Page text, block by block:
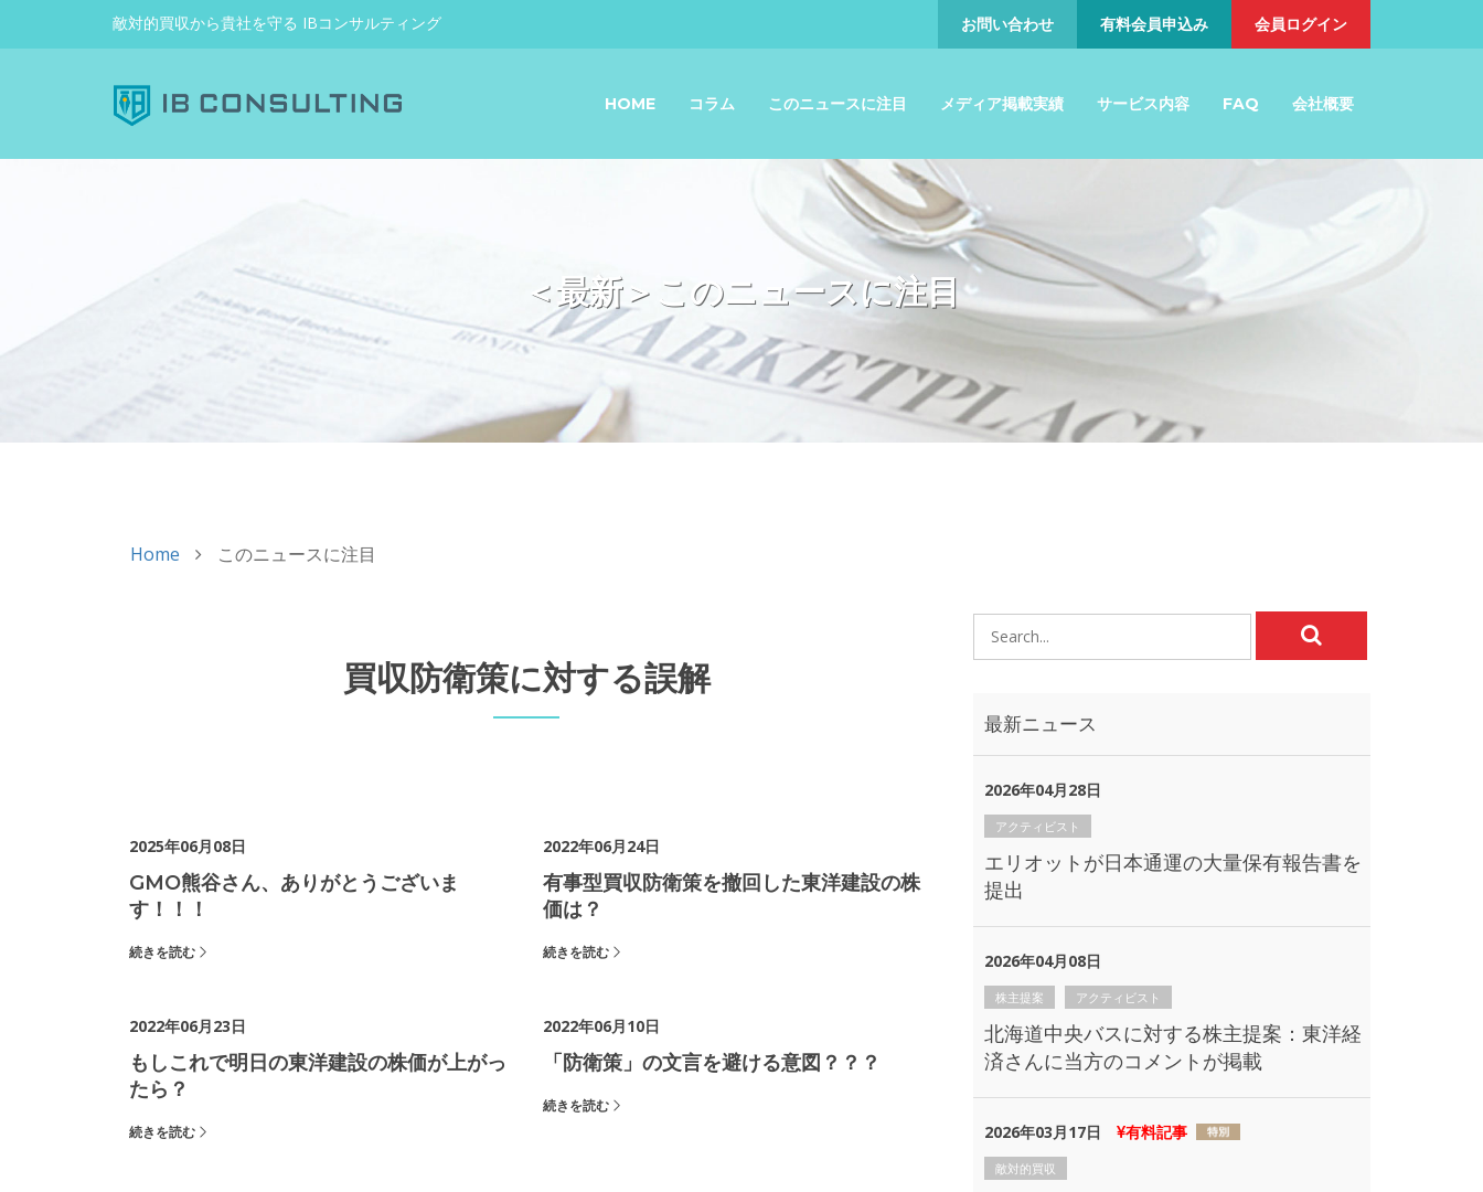
敵対的買収から貴社を守る IBコンサルティング 会員ログイン
有料会員申込み
お問い合わせ
HOME コラム このニュースに注目 メディア掲載実績 サービス内容 FAQ 会社概要
＜最新＞このニュースに注目
Home このニュースに注目
買収防衛策に対する誤解
2025年06月08日
GMO熊谷さん、ありがとうございま
す！！！
続きを読む
2022年06月24日
有事型買収防衛策を撤回した東洋建設の株
価は？
続きを読む
2022年06月23日
もしこれで明日の東洋建設の株価が上がっ
たら？
続きを読む
2022年06月10日
「防衛策」の文言を避ける意図？？？
続きを読む
最新ニュース
2026年04月28日
アクティビスト
エリオットが日本通運の大量保有報告書を
提出
2026年04月08日
株主提案 アクティビスト
北海道中央バスに対する株主提案：東洋経
済さんに当方のコメントが掲載
2026年03月17日 有料記事
敵対的買収